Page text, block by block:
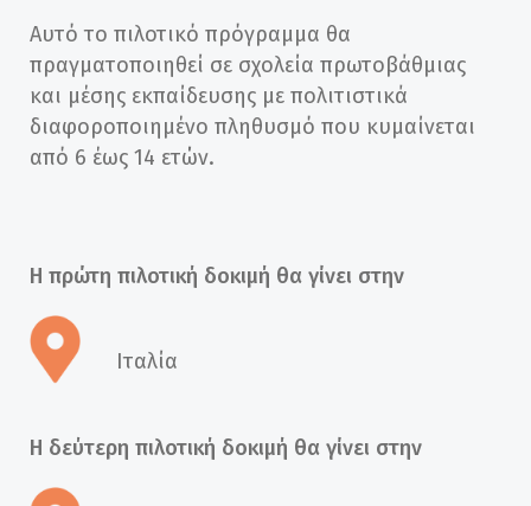
Αυτό το πιλοτικό πρόγραμμα θα
πραγματοποιηθεί σε σχολεία πρωτοβάθμιας
και μέσης εκπαίδευσης με πολιτιστικά
διαφοροποιημένο πληθυσμό που κυμαίνεται
από 6 έως 14 ετών.
Η πρώτη πιλοτική δοκιμή θα γίνει στην
Ιταλία
Η δεύτερη πιλοτική δοκιμή θα γίνει στην